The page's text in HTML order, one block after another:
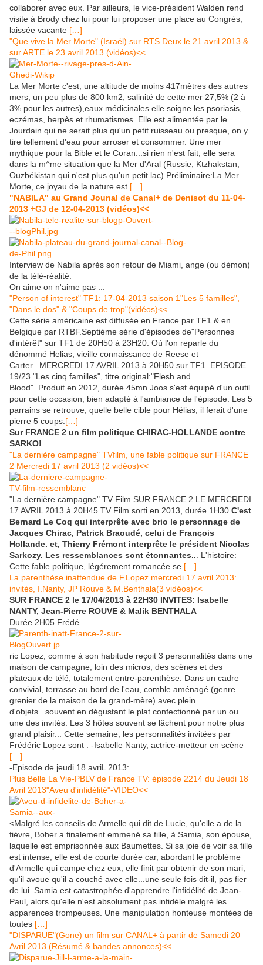
collaborer avec eux. Par ailleurs, le vice-président Walden rend
visite à Brody chez lui pour lui proposer une place au Congrès,
laissée vacante […]
"Que vive la Mer Morte" (Israël) sur RTS Deux le 21 avril 2013 &
sur ARTE le 23 avril 2013 (vidéos)<<
La Mer Morte c'est, une altitude de moins 417mètres des autres
mers, un peu plus de 800 km2, salinité de cette mer 27,5% (2 à
3% pour les autres),eaux médicinales elle soigne les psoriasis,
eczémas, herpès et rhumatismes. Elle est alimentée par le
Jourdain qui ne serait plus qu'un petit ruisseau ou presque, on y
tire tellement d'eau pour arroser et consommer. Une mer
mythique pour la Bible et le Coran...si rien n'est fait, elle sera
dans la m^me situation que la Mer d'Aral (Russie, Ktzhakstan,
Ouzbékistan qui n'est plus qu'un petit lac) Préliminaire:La Mer
Morte, ce joyau de la nature est […]
"NABILA" au Grand Jounal de Canal+ de Denisot du 11-04-
2013 +GJ de 12-04-2013 (vidéos)<<
Interview de Nabila après son retour de Miami, ange (ou démon)
de la télé-réalité.
On aime on n'aime pas ...
"Person of interest" TF1: 17-04-2013 saison 1"Les 5 familles",
"Dans le dos" & "Coups de trop"(vidéos)<<
Cette série américaine est diffusée en France par TF1 & en
Belgique par RTBF.Septième série d'épisodes de"Personnes
d'intérêt" sur TF1 de 20H50 à 23H20. Où l'on reparle du
dénommé Helias, vieille connaissance de Reese et
Carter...MERCREDI 17 AVRIL 2013 à 20H50 sur TF1. EPISODE
19/23 "Les cinq familles", titre original:"Flesh and
Blood". Produit en 2012, durée 45mn.Joos s'est équipé d'un outil
pour cette occasion, bien adapté à l'ambiance de l'épisode. Les 5
parrains se retrouve, quelle belle cible pour Hélias, il ferait d'une
pierre 5 coups. […]
Sur FRANCE 2 un film politique CHIRAC-HOLLANDE contre
SARKO!
"La dernière campagne" TVfilm, une fable politique sur FRANCE
2 Mercredi 17 avril 2013 (2 vidéos)<<
"La dernière campagne" TV Film SUR FRANCE 2 LE MERCREDI
17 AVRIL 2013 à 20H45 TV Film sorti en 2013, durée 1H30 C'est
Bernard Le Coq qui interprête avec brio le personnage de
Jacques Chirac, Patrick Braoudé, celui de François
Hollande. et, Thierry Frémont interprête le président Nicolas
Sarkozy. Les ressemblances sont étonnantes.. . L'histoire:
Cette fable politique, légérement romancée se […]
La parenthèse inattendue de F.Lopez mercredi 17 avril 2013:
invités, I.Nanty, JP Rouve & M.Benthala(3 vidéos)<<
SUR FRANCE 2 le 17/04/2013 à 22H30 INVITES: Isabelle
NANTY, Jean-Pierre ROUVE & Malik BENTHALA
Durée 2H05 Frédé
ric Lopez, comme à son habitude reçoit 3 personnalités dans une
maison de campagne, loin des micros, des scènes et des
plateaux de télé, totalement entre-parenthèse. Dans un cadre
convivial, terrasse au bord de l'eau, comble aménagé (genre
grenier de la maison de la grand-mère) avec plein
d'objets...souvent en dégustant le plat confectionné par un ou
une des invités. Les 3 hôtes souvent se lâchent pour notre plus
grand plaisir... Cette semaine, les personnalités invitées par
Frédéric Lopez sont : -Isabelle Nanty, actrice-metteur en scène
[…]
-Episode de jeudi 18 avriL 2013:
Plus Belle La Vie-PBLV de France TV: épisode 2214 du Jeudi 18
Avril 2013"Aveu d'infidélité"-VIDEO<<
<Malgré les conseils de Armelle qui dit de Lucie, qu'elle a de la
fièvre, Boher a finalement emmené sa fille, à Samia, son épouse,
laquelle est emprisonnée aux Baumettes. Si sa joie de voir sa fille
est intense, elle est de courte durée car, abordant le problème
d'Armelle qui campe chez eux, elle finit par obtenir de son mari,
qu'il avoue qu'il a couché avec elle...une seule fois dit-il, pas fier
de lui. Samia est catastrophée d'apprendre l'infidélité de Jean-
Paul, alors qu'elle n'est absolument pas infidèle malgré les
apparences trompeuses. Une manipulation honteuse montées de
toutes […]
"DISPARUE"(Gone) un film sur CANAL+ à partir de Samedi 20
Avril 2013 (Résumé & bandes annonces)<<